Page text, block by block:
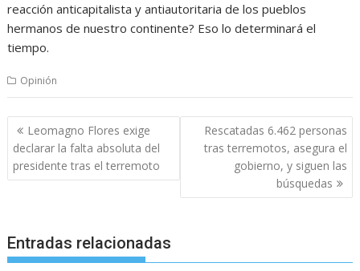
reacción anticapitalista y antiautoritaria de los pueblos
hermanos de nuestro continente? Eso lo determinará el
tiempo.
Opinión
Navegación
de
entradas
Leomagno Flores exige
declarar la falta absoluta del
presidente tras el terremoto
Rescatadas 6.462 personas
tras terremotos, asegura el
gobierno, y siguen las
búsquedas
Entradas relacionadas